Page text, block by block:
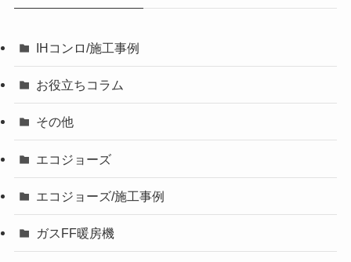
IHコンロ/施工事例
お役立ちコラム
その他
エコジョーズ
エコジョーズ/施工事例
ガスFF暖房機